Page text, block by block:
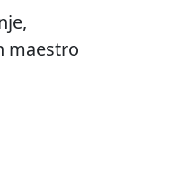
maestro